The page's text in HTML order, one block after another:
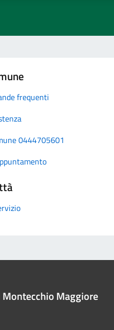
frequenti
0444705601
Montecchio Maggiore